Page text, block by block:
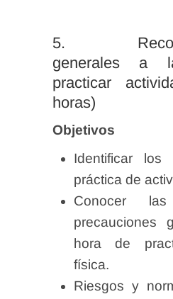
5.
generales a
practicar
horas)
Objetivos
Identificar
práctica de
Conocer
precauciones
hora de
física.
Riesgos y